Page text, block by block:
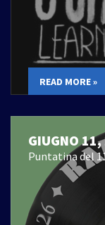
READ MORE »
GIUGNO
Puntatina del